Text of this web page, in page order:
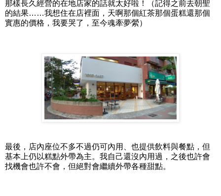
那樣長久經營的在地店家的話就太好啦！（記得之前去朝聖
的結果……我想住在店裡面，天啊那個紅茶那個蛋糕還那個
實惠的價格，我要哭了，至今魂牽夢縈）
最後，店內座位不多不過仍可內用、也提供飲料與餐點，但
基本上仍以糕點外帶為主。我自己還沒內用過，之後也許會
找機會也許不會，但絕對會繼續外帶各種甜點。